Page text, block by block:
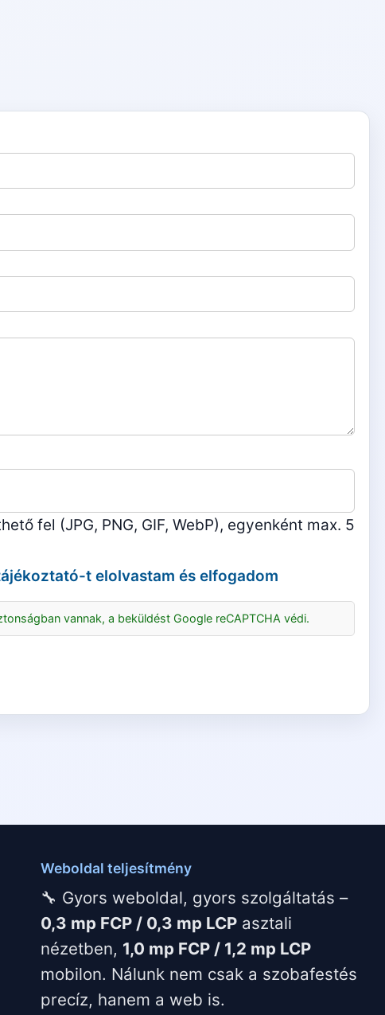
fel (JPG, PNG, GIF, WebP), egyenként max. 5
-t elolvastam és elfogadom
vannak, a beküldést Google reCAPTCHA védi.
Weboldal teljesítmény
🔧 Gyors weboldal, gyors szolgáltatás –
0,3 mp FCP / 0,3 mp LCPasztali
nézetben, 1,0 mp FCP / 1,2 mp LCP
mobilon. Nálunk nem csak a szobafestés
precíz, hanem a web is.